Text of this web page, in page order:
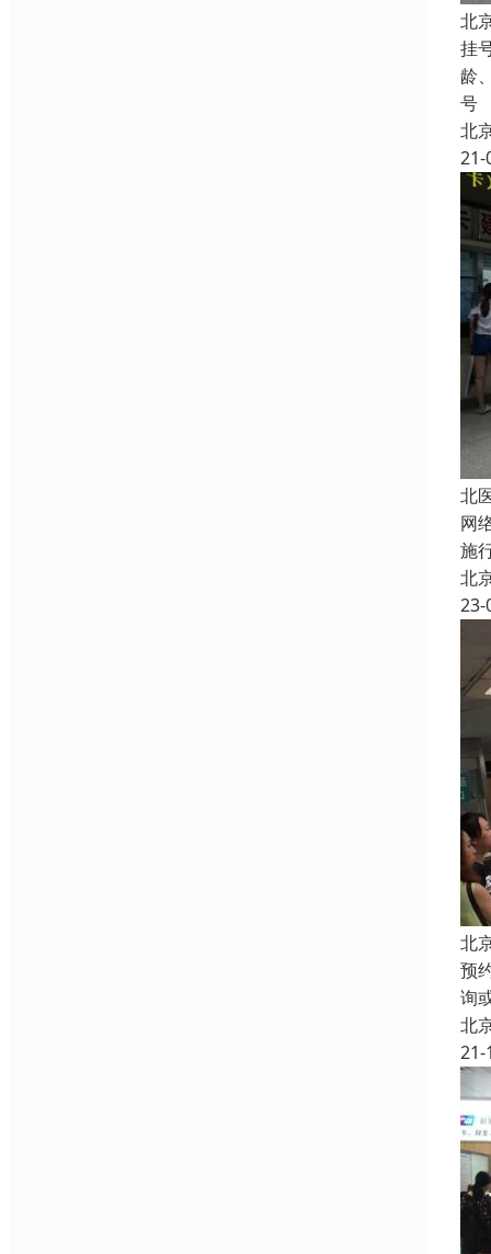
北
挂
龄
号
北
21-
北
网
施
北
23-
北
预
询
北
21-